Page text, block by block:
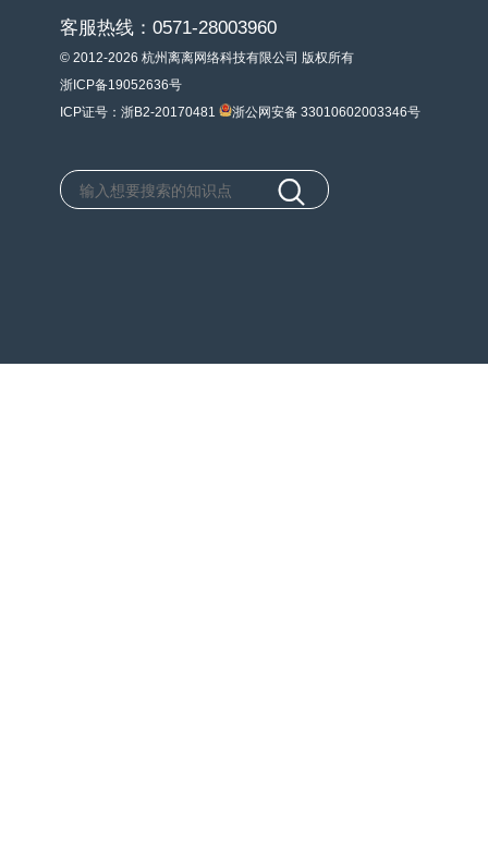
客服热线：0571-28003960
© 2012-2026 杭州离离网络科技有限公司 版权所有
浙ICP备19052636号
ICP证号：浙B2-20170481
浙公网安备 33010602003346号